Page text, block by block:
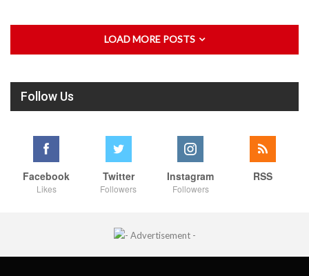
LOAD MORE POSTS
Follow Us
Facebook
Likes
Twitter
Followers
Instagram
Followers
RSS